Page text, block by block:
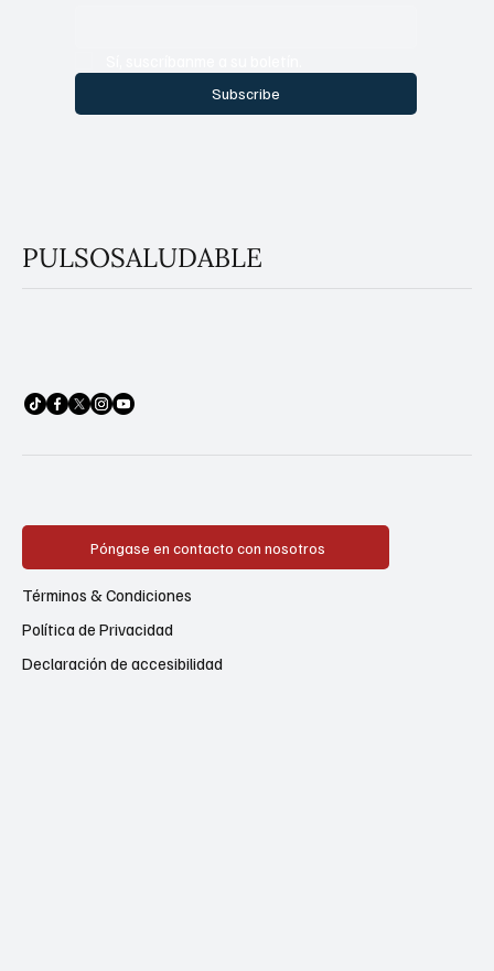
Subscribe
PULSOSALUDABLE
Póngase en contacto con nosotros
Política de Privacidad
Términos & Condiciones
Declaración de accesibilidad